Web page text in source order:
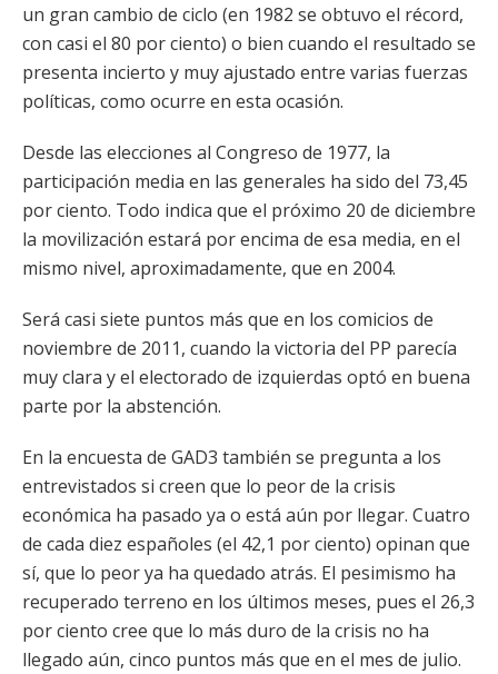
un gran cambio de ciclo (en 1982 se obtuvo el récord,
con casi el 80 por ciento) o bien cuando el resultado se
presenta incierto y muy ajustado entre varias fuerzas
políticas, como ocurre en esta ocasión.
Desde las elecciones al Congreso de 1977, la
participación media en las generales ha sido del 73,45
por ciento. Todo indica que el próximo 20 de diciembre
la movilización estará por encima de esa media, en el
mismo nivel, aproximadamente, que en 2004.
Será casi siete puntos más que en los comicios de
noviembre de 2011, cuando la victoria del PP parecía
muy clara y el electorado de izquierdas optó en buena
parte por la abstención.
En la encuesta de GAD3 también se pregunta a los
entrevistados si creen que lo peor de la crisis
económica ha pasado ya o está aún por llegar. Cuatro
de cada diez españoles (el 42,1 por ciento) opinan que
sí, que lo peor ya ha quedado atrás. El pesimismo ha
recuperado terreno en los últimos meses, pues el 26,3
por ciento cree que lo más duro de la crisis no ha
llegado aún, cinco puntos más que en el mes de julio.